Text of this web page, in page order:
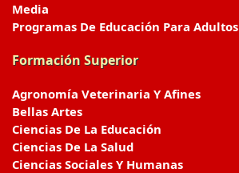
Media
Programas De Educación Para Adultos
Formación Superior
Agronomía Veterinaria Y Afines
Bellas Artes
Ciencias De La Educación
Ciencias De La Salud
Ciencias Sociales Y Humanas